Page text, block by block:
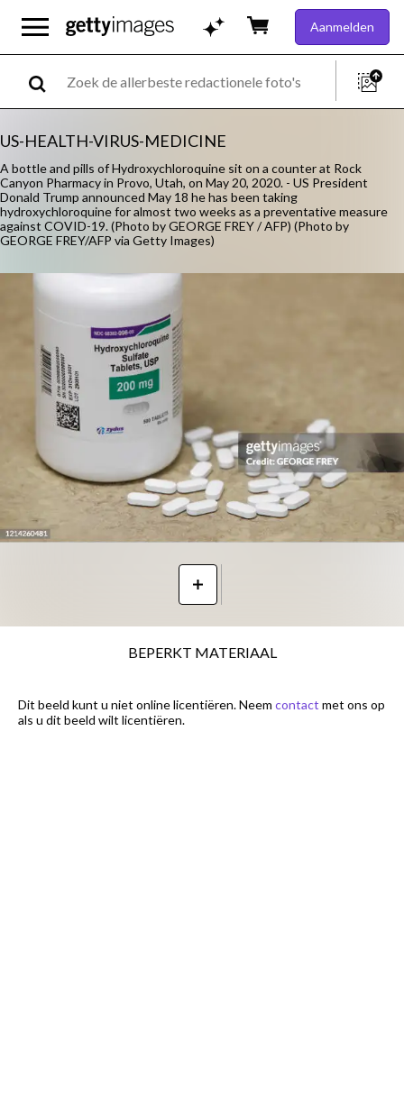
Aanmelden
US-HEALTH-VIRUS-MEDICINE
A bottle and pills of Hydroxychloroquine sit on a counter at Rock
Canyon Pharmacy in Provo, Utah, on May 20, 2020. - US President
Donald Trump announced May 18 he has been taking
hydroxychloroquine for almost two weeks as a preventative measure
against COVID-19. (Photo by GEORGE FREY / AFP) (Photo by
GEORGE FREY/AFP via Getty Images)
BEPERKT MATERIAAL
Dit beeld kunt u niet online licentiëren. Neem contact met ons op
als u dit beeld wilt licentiëren.